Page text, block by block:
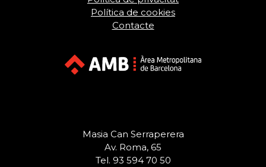
Política de cookies
Contacte
Masia Can Serraperera
Av. Roma, 65
Tel. 93 594 70 50